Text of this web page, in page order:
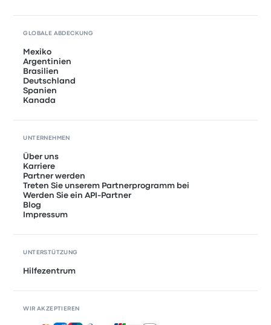
GLOBALE ABDECKUNG
Mexiko
Argentinien
Brasilien
Deutschland
Spanien
Kanada
UNTERNEHMEN
Über uns
Karriere
Partner werden
Treten Sie unserem Partnerprogramm bei
Werden Sie ein API-Partner
Blog
Impressum
UNTERSTÜTZUNG
Hilfezentrum
WIR AKZEPTIEREN